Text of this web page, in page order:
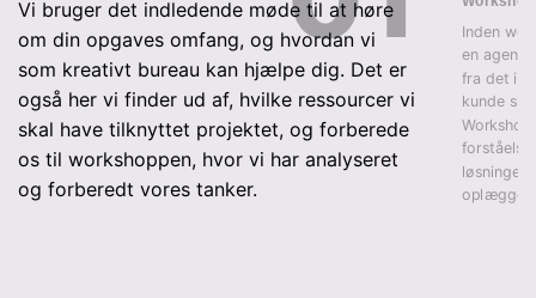
Vi bruger det indledende møde til at høre
om din opgaves omfang, og hvordan vi
som kreativt bureau kan hjælpe dig. Det er
også her vi finder ud af, hvilke ressourcer vi
skal have tilknyttet projektet, og forberede
os til workshoppen, hvor vi har analyseret
og forberedt vores tanker.
Inden
en
fra det
kunde
løsninger
oplægget.